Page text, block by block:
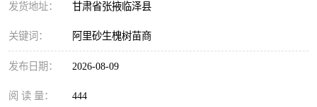
发货地址： 甘肃省张掖临泽县
关键词： 阿里砂生槐树苗商
发布日期： 2026-08-09
阅 读 量： 444